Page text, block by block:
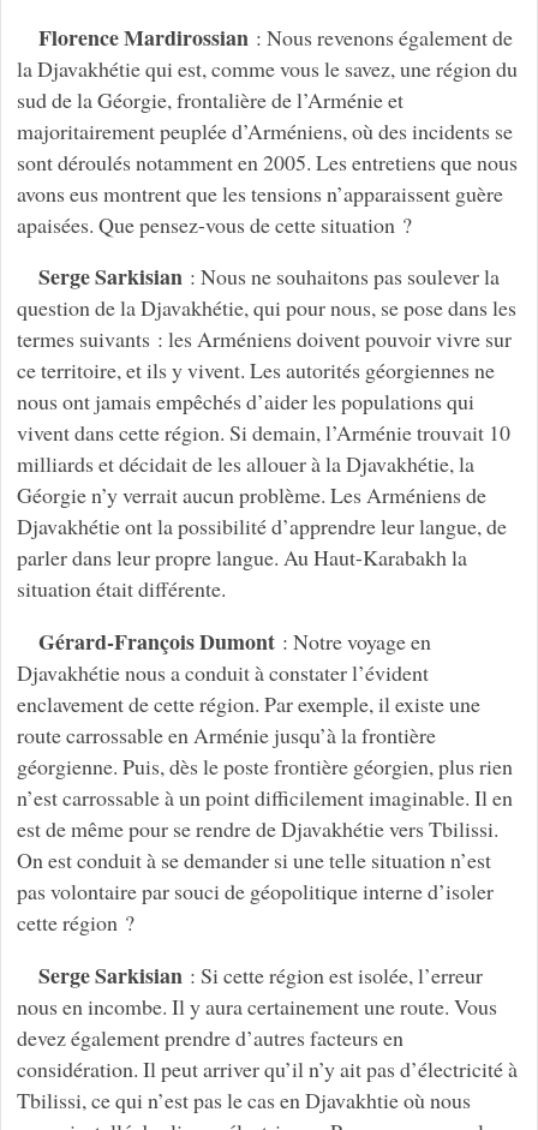
Florence Mardirossian : Nous revenons également de
la Djavakhétie qui est, comme vous le savez, une région du
sud de la Géorgie, frontalière de l’Arménie et
majoritairement peuplée d’Arméniens, où des incidents se
sont déroulés notamment en 2005. Les entretiens que nous
avons eus montrent que les tensions n’apparaissent guère
apaisées. Que pensez-vous de cette situation ?
Serge Sarkisian: Nous ne souhaitons pas soulever la
question de la Djavakhétie, qui pour nous, se pose dans les
termes suivants : les Arméniens doivent pouvoir vivre sur
ce territoire, et ils y vivent. Les autorités géorgiennes ne
nous ont jamais empêchés d’aider les populations qui
vivent dans cette région. Si demain, l’Arménie trouvait 10
milliards et décidait de les allouer à la Djavakhétie, la
Géorgie n’y verrait aucun problème. Les Arméniens de
Djavakhétie ont la possibilité d’apprendre leur langue, de
parler dans leur propre langue. Au Haut-Karabakh la
situation était différente.
Gérard-François Dumont: Notre voyage en
Djavakhétie nous a conduit à constater l’évident
enclavement de cette région. Par exemple, il existe une
route carrossable en Arménie jusqu’à la frontière
géorgienne. Puis, dès le poste frontière géorgien, plus rien
n’est carrossable à un point difficilement imaginable. Il en
est de même pour se rendre de Djavakhétie vers Tbilissi.
On est conduit à se demander si une telle situation n’est
pas volontaire par souci de géopolitique interne d’isoler
cette région ?
Serge Sarkisian: Si cette région est isolée, l’erreur
nous en incombe. Il y aura certainement une route. Vous
devez également prendre d’autres facteurs en
considération. Il peut arriver qu’il n’y ait pas d’électricité à
Tbilissi, ce qui n’est pas le cas en Djavakhtie où nous